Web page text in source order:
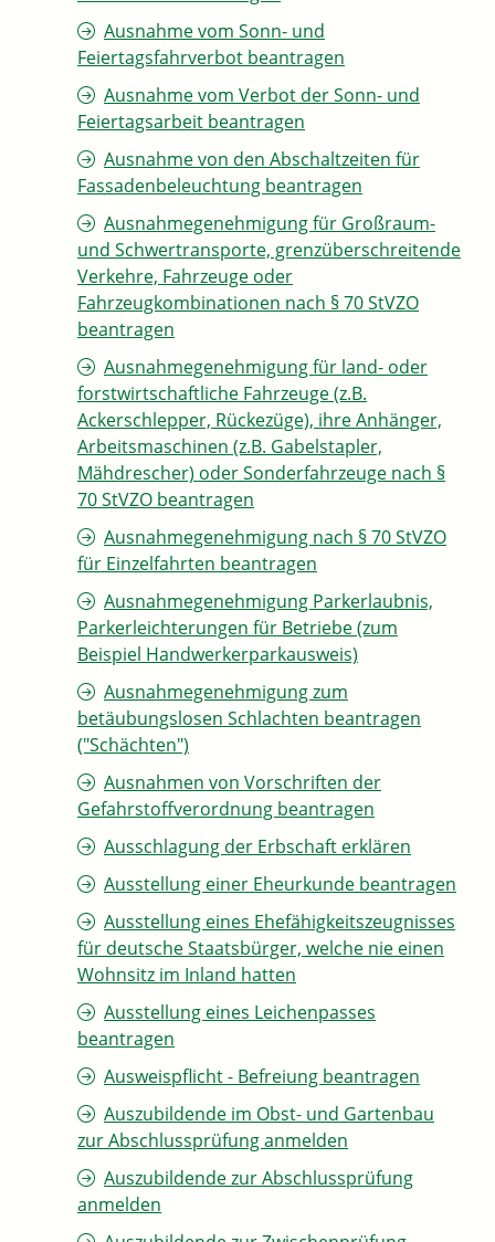
Ausnahme vom Sonn- und
Feiertagsfahrverbot beantragen
Ausnahme vom Verbot der Sonn- und
Feiertagsarbeit beantragen
Ausnahme von den Abschaltzeiten für
Fassadenbeleuchtung beantragen
Ausnahmegenehmigung für Großraum-
und Schwertransporte, grenzüberschreitende
Verkehre, Fahrzeuge oder
Fahrzeugkombinationen nach § 70 StVZO
beantragen
Ausnahmegenehmigung für land- oder
forstwirtschaftliche Fahrzeuge (z.B.
Ackerschlepper, Rückezüge), ihre Anhänger,
Arbeitsmaschinen (z.B. Gabelstapler,
Mähdrescher) oder Sonderfahrzeuge nach §
70 StVZO beantragen
Ausnahmegenehmigung nach § 70 StVZO
für Einzelfahrten beantragen
Ausnahmegenehmigung Parkerlaubnis,
Parkerleichterungen für Betriebe (zum
Beispiel Handwerkerparkausweis)
Ausnahmegenehmigung zum
betäubungslosen Schlachten beantragen
("Schächten")
Ausnahmen von Vorschriften der
Gefahrstoffverordnung beantragen
Ausschlagung der Erbschaft erklären
Ausstellung einer Eheurkunde beantragen
Ausstellung eines Ehefähigkeitszeugnisses
für deutsche Staatsbürger, welche nie einen
Wohnsitz im Inland hatten
Ausstellung eines Leichenpasses
beantragen
Ausweispflicht - Befreiung beantragen
Auszubildende im Obst- und Gartenbau
zur Abschlussprüfung anmelden
Auszubildende zur Abschlussprüfung
anmelden